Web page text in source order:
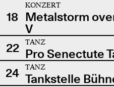
18
KONZERT
Metalstorm
V
22
TANZ
Pro Senectute
24
TANZ
Tankstelle